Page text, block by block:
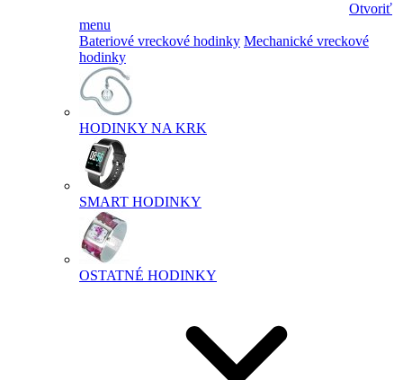
Otvoriť
menu
Bateriové vreckové hodinky Mechanické vreckové
hodinky
HODINKY NA KRK
SMART HODINKY
OSTATNÉ HODINKY